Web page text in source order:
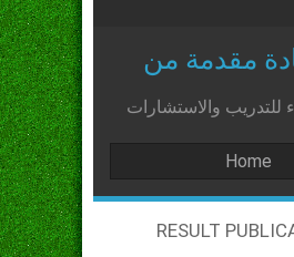
مقدمة من
للتدريب والاستشارات
Home
RESULT